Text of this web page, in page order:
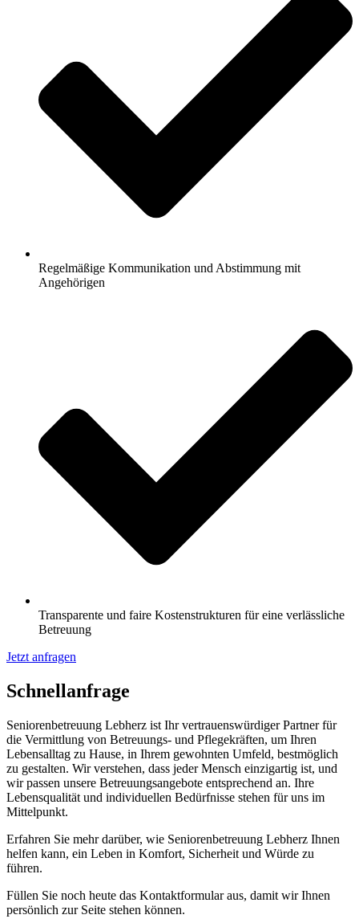
Regelmäßige Kommunikation und Abstimmung mit
Angehörigen
Transparente und faire Kostenstrukturen für eine verlässliche
Betreuung
Jetzt anfragen
Schnell­anfrage
Seniorenbetreuung Lebherz ist Ihr vertrauenswürdiger Partner für
die Vermittlung von Betreuungs- und Pflegekräften, um Ihren
Lebensalltag zu Hause, in Ihrem gewohnten Umfeld, bestmöglich
zu gestalten. Wir verstehen, dass jeder Mensch einzigartig ist, und
wir passen unsere Betreuungsangebote entsprechend an. Ihre
Lebensqualität und individuellen Bedürfnisse stehen für uns im
Mittelpunkt.
Erfahren Sie mehr darüber, wie Seniorenbetreuung Lebherz Ihnen
helfen kann, ein Leben in Komfort, Sicherheit und Würde zu
führen.
Füllen Sie noch heute das Kontaktformular aus, damit wir Ihnen
persönlich zur Seite stehen können.